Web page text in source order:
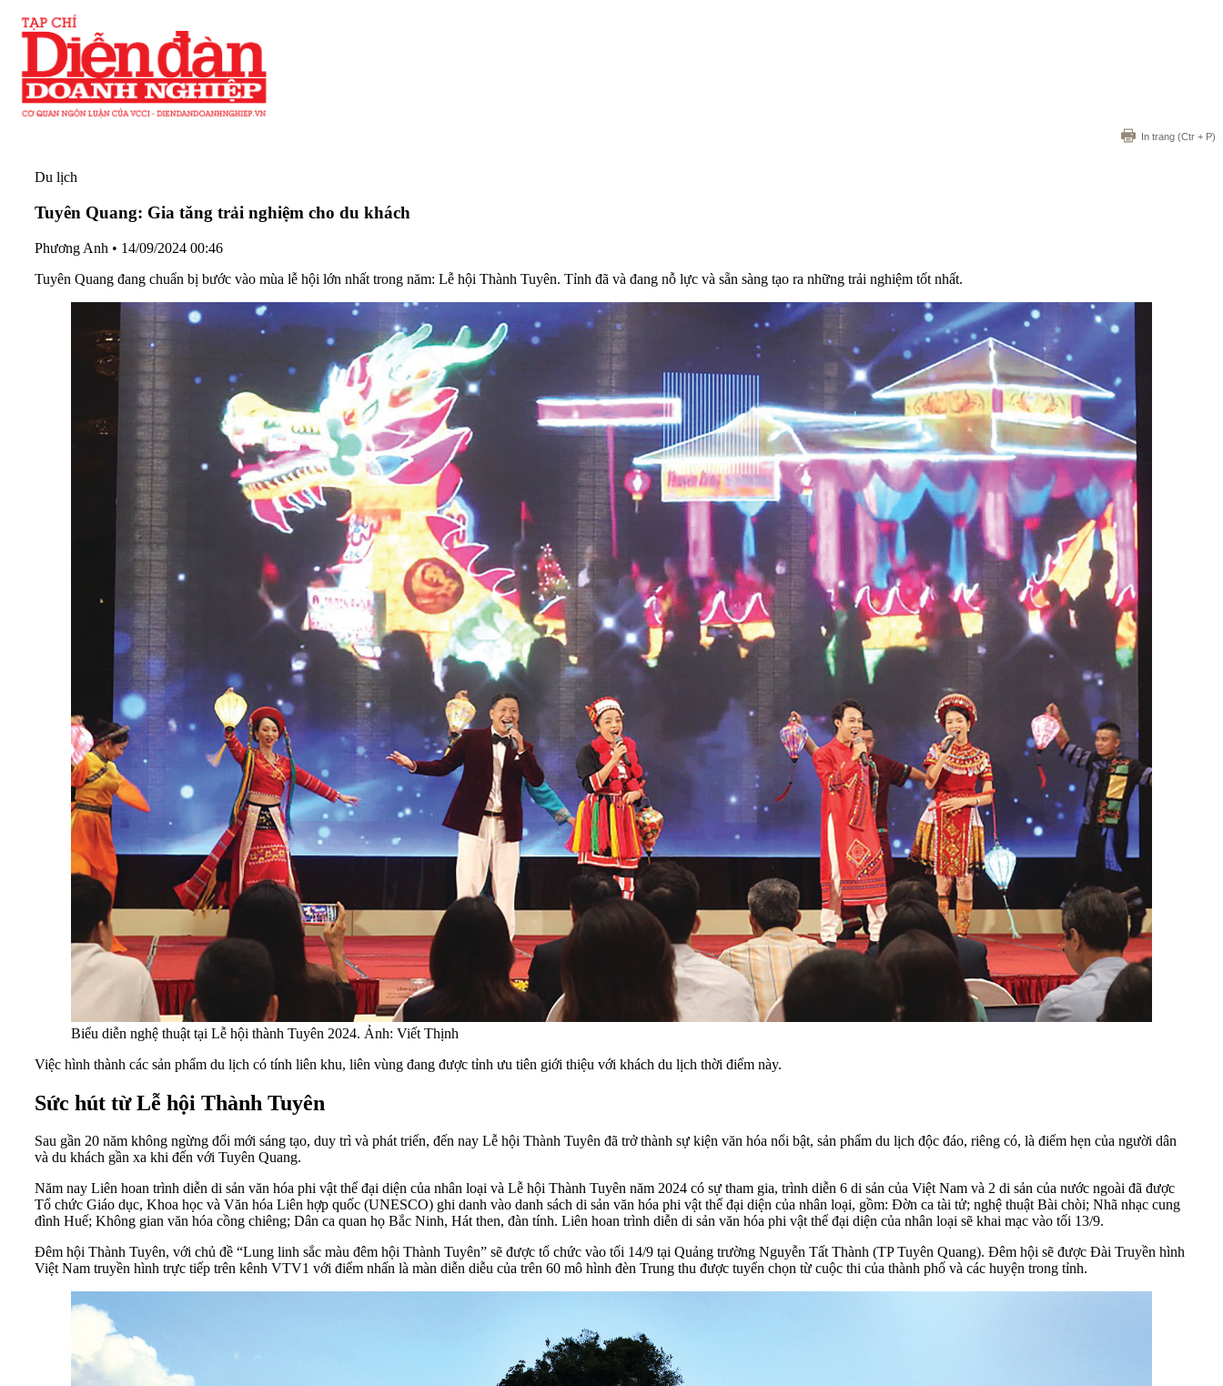
In trang (Ctr + P)
Du lịch
Tuyên Quang: Gia tăng trải nghiệm cho du khách
Phương Anh • 14/09/2024 00:46
Tuyên Quang đang chuẩn bị bước vào mùa lễ hội lớn nhất trong năm: Lễ hội Thành Tuyên. Tỉnh đã và đang nỗ lực và sẵn sàng tạo ra những trải nghiệm tốt nhất.
Biểu diễn nghệ thuật tại Lễ hội thành Tuyên 2024. Ảnh: Viết Thịnh
Việc hình thành các sản phẩm du lịch có tính liên khu, liên vùng đang được tỉnh ưu tiên giới thiệu với khách du lịch thời điểm này.
Sức hút từ Lễ hội Thành Tuyên
Sau gần 20 năm không ngừng đổi mới sáng tạo, duy trì và phát triển, đến nay Lễ hội Thành Tuyên đã trở thành sự kiện văn hóa nổi bật, sản phẩm du lịch độc đáo, riêng có, là điểm hẹn của người dân
và du khách gần xa khi đến với Tuyên Quang.
Năm nay Liên hoan trình diễn di sản văn hóa phi vật thể đại diện của nhân loại và Lễ hội Thành Tuyên năm 2024 có sự tham gia, trình diễn 6 di sản của Việt Nam và 2 di sản của nước ngoài đã được
Tổ chức Giáo dục, Khoa học và Văn hóa Liên hợp quốc (UNESCO) ghi danh vào danh sách di sản văn hóa phi vật thể đại diện của nhân loại, gồm: Đờn ca tài tử; nghệ thuật Bài chòi; Nhã nhạc cung
đình Huế; Không gian văn hóa cồng chiêng; Dân ca quan họ Bắc Ninh, Hát then, đàn tính. Liên hoan trình diễn di sản văn hóa phi vật thể đại diện của nhân loại sẽ khai mạc vào tối 13/9.
Đêm hội Thành Tuyên, với chủ đề “Lung linh sắc màu đêm hội Thành Tuyên” sẽ được tổ chức vào tối 14/9 tại Quảng trường Nguyễn Tất Thành (TP Tuyên Quang). Đêm hội sẽ được Đài Truyền hình
Việt Nam truyền hình trực tiếp trên kênh VTV1 với điểm nhấn là màn diễn diễu của trên 60 mô hình đèn Trung thu được tuyển chọn từ cuộc thi của thành phố và các huyện trong tỉnh.